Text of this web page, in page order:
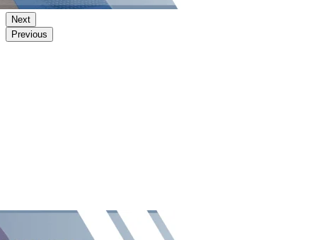
Next
Previous